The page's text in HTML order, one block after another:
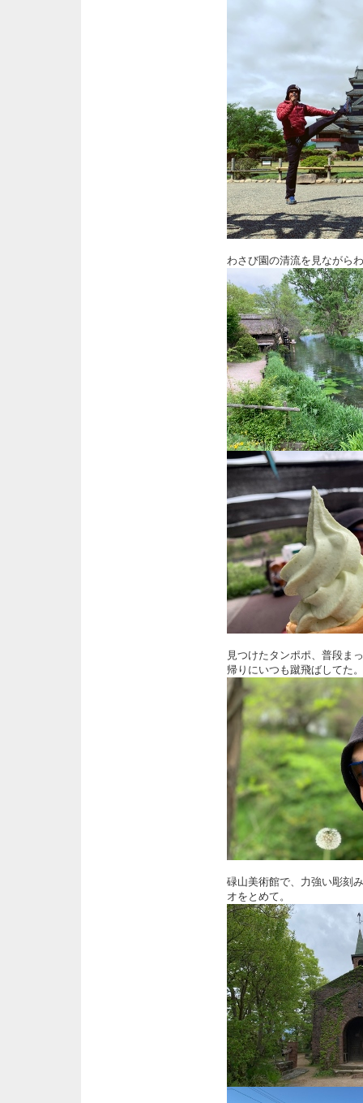
わさび園の清流を見ながら
見つけたタンポポ、普段ま
帰りにいつも蹴飛ばしてた
碌山美術館で、力強い彫刻
オをとめて。